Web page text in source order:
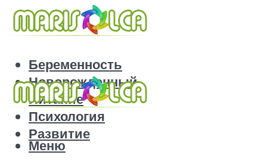
Беременность
Новорожденный
Питание
Психология
Развитие
Меню